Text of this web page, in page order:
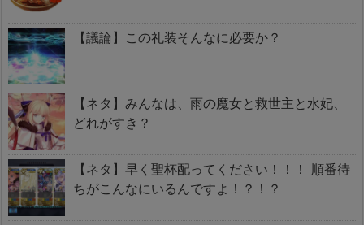
【議論】この礼装そんなに必要か？
【ネタ】みんなは、雨の魔女と救世主と水妃、
どれがすき？
【ネタ】早く聖杯配ってください！！！ 順番待
ちがこんなにいるんですよ！？！？